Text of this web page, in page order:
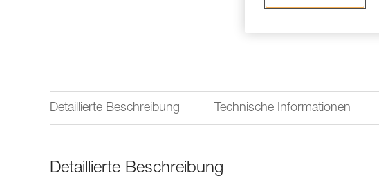
Detaillierte Beschreibung Technische Informationen
Detaillierte Beschreibung